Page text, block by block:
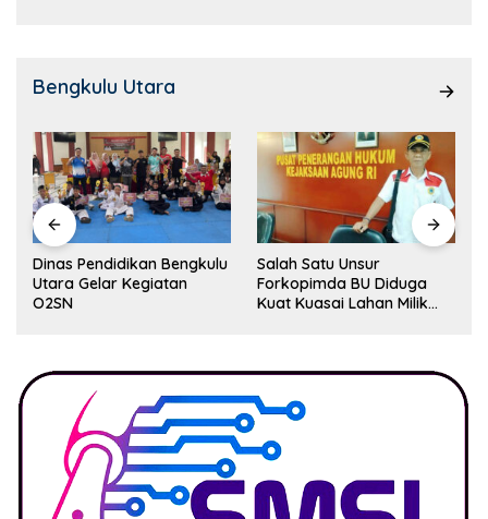
Bengkulu Utara
Dinas Pendidikan Bengkulu
Utara Gelar Kegiatan
O2SN
Salah Satu Unsur
Forkopimda BU Diduga
Kuat Kuasai Lahan Milik